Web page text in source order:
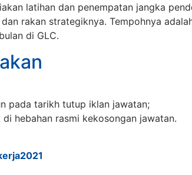
latihan dan penempatan jangka
rakan strategiknya​. Tempohnya
di GLC.
pada tarikh tutup iklan jawatan;
hebahan rasmi kekosongan jawatan.